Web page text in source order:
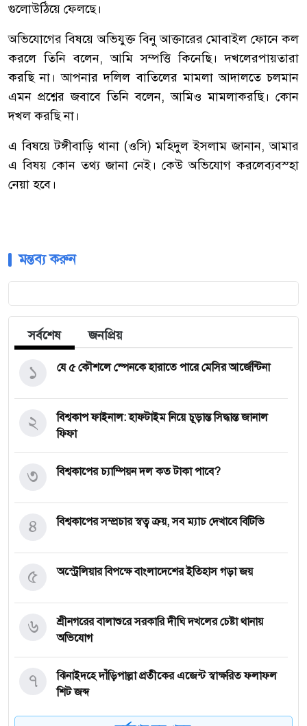
গুলোউঠিয়ে ফেলছে।
অভিযোগের বিষয়ে অভিযুক্ত বিনু আক্তারের মোবাইল ফোনে কল
করলে তিনি বলেন,আমি সম্পত্তি কিনেছি। দখলেরপায়তারা
করছি না। আপনার দলিল বাতিলের মামলা আদালতে চলমান
এমন প্রশ্নের জবাবে তিনি বলেন,আমিও মামলাকরছি। কোন
দখল করছি না।
এ বিষয়ে টঙ্গীবাড়ি থানা(ওসি)মহিদুল ইসলাম জানান,আমার
এ বিষয় কোন তথ্য জানা নেই। কেউ অভিযোগ করলেব্যবস্হা
নেয়া হবে।
মন্তব্য করুন
সর্বশেষ জনপ্রিয়
যে ৫ কৌশলে স্পেনকে হারাতে পারে মেসির আর্জেন্টিনা
১
বিশ্বকাপ ফাইনাল: হাফটাইম নিয়ে চূড়ান্ত সিদ্ধান্ত জানাল
ফিফা
২
বিশ্বকাপের চ্যাম্পিয়ন দল কত টাকা পাবে?
৩
বিশ্বকাপের সম্প্রচার স্বত্ব ক্রয়, সব ম্যাচ দেখাবে বিটিভি
৪
অস্ট্রেলিয়ার বিপক্ষে বাংলাদেশের ইতিহাস গড়া জয়
৫
শ্রীনগরের বালাশুরে সরকারি দীঘি দখলের চেষ্টা থানায়
অভিযোগ
৬
ঝিনাইদহে দাঁড়িপাল্লা প্রতীকের এজেন্ট স্বাক্ষরিত ফলাফল
শিট জব্দ
৭